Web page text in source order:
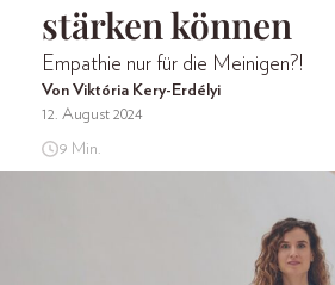
stärken können
Empathie nur für die Meinigen?!
Von Viktória Kery-Erdélyi
12. August 2024
9 Min.